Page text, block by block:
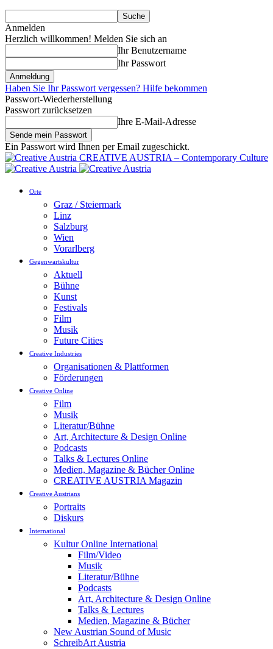
Anmelden
Herzlich willkommen! Melden Sie sich an
Ihr Benutzername
Ihr Passwort
Haben Sie Ihr Passwort vergessen? Hilfe bekommen
Passwort-Wiederherstellung
Passwort zurücksetzen
Ihre E-Mail-Adresse
Ein Passwort wird Ihnen per Email zugeschickt.
CREATIVE AUSTRIA – Contemporary Culture
Orte
Graz / Steiermark
Linz
Salzburg
Wien
Vorarlberg
Gegenwartskultur
Aktuell
Bühne
Kunst
Festivals
Film
Musik
Future Cities
Creative Industries
Organisationen & Plattformen
Förderungen
Creative Online
Film
Musik
Literatur/Bühne
Art, Architecture & Design Online
Podcasts
Talks & Lectures Online
Medien, Magazine & Bücher Online
CREATIVE AUSTRIA Magazin
Creative Austrians
Portraits
Diskurs
International
Kultur Online International
Film/Video
Musik
Literatur/Bühne
Podcasts
Art, Architecture & Design Online
Talks & Lectures
Medien, Magazine & Bücher
New Austrian Sound of Music
SchreibArt Austria